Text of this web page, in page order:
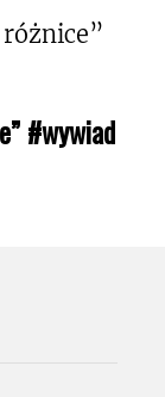
#wywiad